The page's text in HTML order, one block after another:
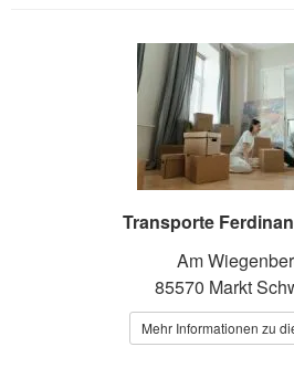
Transporte
Am
85570 Markt
Mehr Informationen zu